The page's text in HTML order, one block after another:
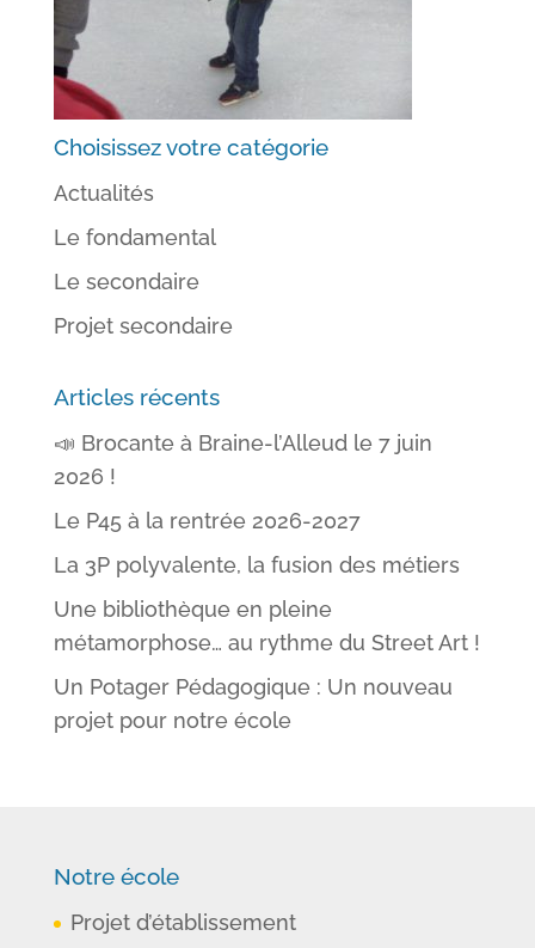
Choisissez votre catégorie
Actualités
Le fondamental
Le secondaire
Projet secondaire
Articles récents
📣 Brocante à Braine-l’Alleud le 7 juin
2026 !
Le P45 à la rentrée 2026-2027
La 3P polyvalente, la fusion des métiers
Une bibliothèque en pleine
métamorphose… au rythme du Street Art !
Un Potager Pédagogique : Un nouveau
projet pour notre école
Notre école
Projet d’établissement